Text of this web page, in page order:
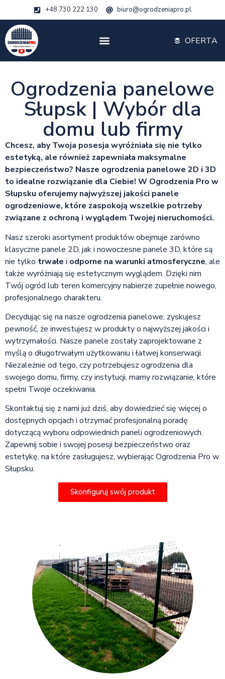
+48 730 222 130 biuro@ogrodzeniapro.pl
OFERTA
Ogrodzenia panelowe
Słupsk | Wybór dla
domu lub firmy
Chcesz, aby Twoja posesja wyróżniała się nie tylko
estetyką, ale również zapewniała maksymalne
bezpieczeństwo? Nasze ogrodzenia panelowe 2D i 3D
to idealne rozwiązanie dla Ciebie! W Ogrodzenia Pro w
Słupsku oferujemy najwyższej jakości panele
ogrodzeniowe, które zaspokoją wszelkie potrzeby
związane z ochroną i wyglądem Twojej nieruchomości.
Nasz szeroki asortyment produktów obejmuje zarówno
klasyczne panele 2D, jak i nowoczesne panele 3D, które są
nie tylko trwałe i odporne na warunki atmosferyczne, ale
także wyróżniają się estetycznym wyglądem. Dzięki nim
Twój ogród lub teren komercyjny nabierze zupełnie nowego,
profesjonalnego charakteru.
Decydując się na nasze ogrodzenia panelowe, zyskujesz
pewność, że inwestujesz w produkty o najwyższej jakości i
wytrzymałości. Nasze panele zostały zaprojektowane z
myślą o długotrwałym użytkowaniu i łatwej konserwacji.
Niezależnie od tego, czy potrzebujesz ogrodzenia dla
swojego domu, firmy, czy instytucji, mamy rozwiązanie, które
spełni Twoje oczekiwania.
Skontaktuj się z nami już dziś, aby dowiedzieć się więcej o
dostępnych opcjach i otrzymać profesjonalną poradę
dotyczącą wyboru odpowiednich paneli ogrodzeniowych.
Zapewnij sobie i swojej posesji bezpieczeństwo oraz
estetykę, na które zasługujesz, wybierając Ogrodzenia Pro w
Słupsku.
Skonfiguruj swój produkt